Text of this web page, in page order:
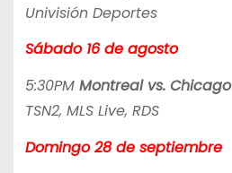
Univisión Deportes
Sábado 16 de agosto
5:30PM Montreal vs. Chicago
TSN2, MLS Live, RDS
Domingo 28 de septiembre